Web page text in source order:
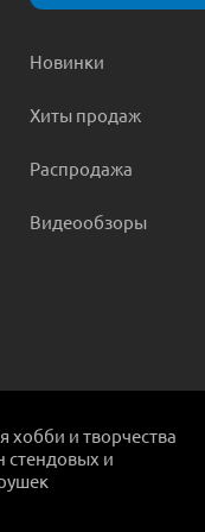
Новинки
Хиты продаж
Распродажа
Видеообзоры
хобби и творчества
стендовых и